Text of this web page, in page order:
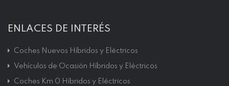
ENLACES DE INTERÉS
Coches Nuevos Híbridos y Eléctricos
Vehículos de Ocasión Híbridos y Eléctricos
Coches Km 0 Híbridos y Eléctricos